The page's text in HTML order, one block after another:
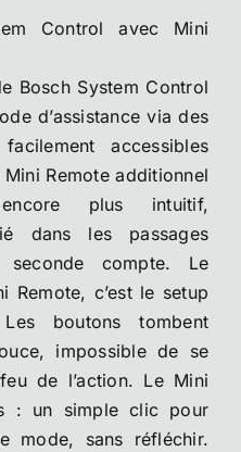
Control avec Mini
Bosch System Control
d’assistance via des
accessibles
Remote additionnel
plus intuitif,
dans les passages
seconde compte. Le
Remote, c’est le setup
boutons tombent
impossible de se
de l’action. Le Mini
: un simple clic pour
mode, sans réfléchir.